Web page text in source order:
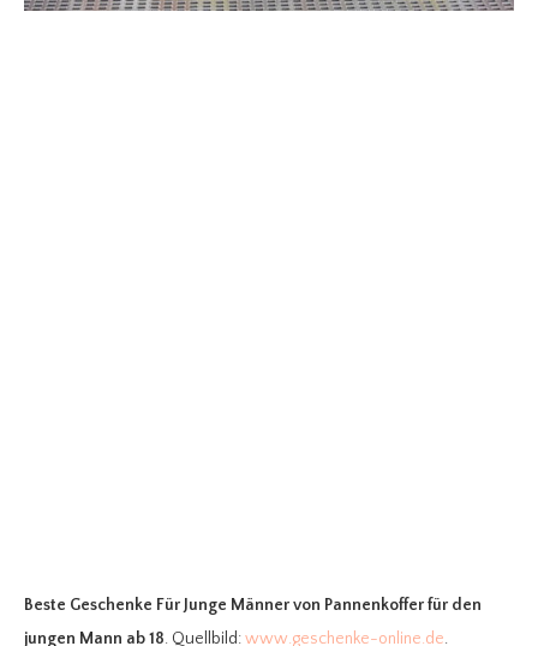
Beste Geschenke Für Junge Männervon Pannenkoffer für den
jungen Mann ab 18. Quellbild:www.geschenke-online.de.